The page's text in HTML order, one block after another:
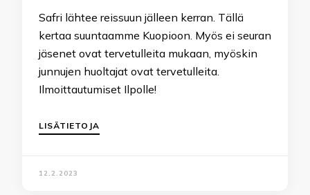
Safri lähtee reissuun jälleen kerran. Tällä
kertaa suuntaamme Kuopioon. Myös ei seuran
jäsenet ovat tervetulleita mukaan, myöskin
junnujen huoltajat ovat tervetulleita.
Ilmoittautumiset Ilpolle!
LISÄTIETOJA
12.2.2023